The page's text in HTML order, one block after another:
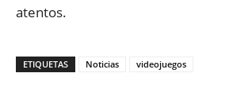
atentos.
ETIQUETAS Noticias videojuegos